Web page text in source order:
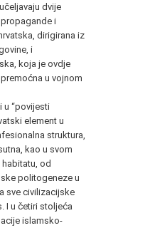
dvije
i
dirigirana iz
i
koja je ovdje
u vojnom
u “povijesti
element u
struktura,
kao u svom
od
politogeneze u
sve civilizacijske
I u četiri stoljeća
islamsko-